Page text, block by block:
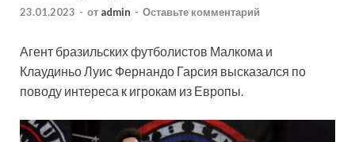
23.01.2023 - от admin - Оставьте комментарий
Агент бразильских футболистов Малкома и
Клаудиньо Луис Фернандо Гарсия высказался по
поводу интереса к игрокам из Европы.